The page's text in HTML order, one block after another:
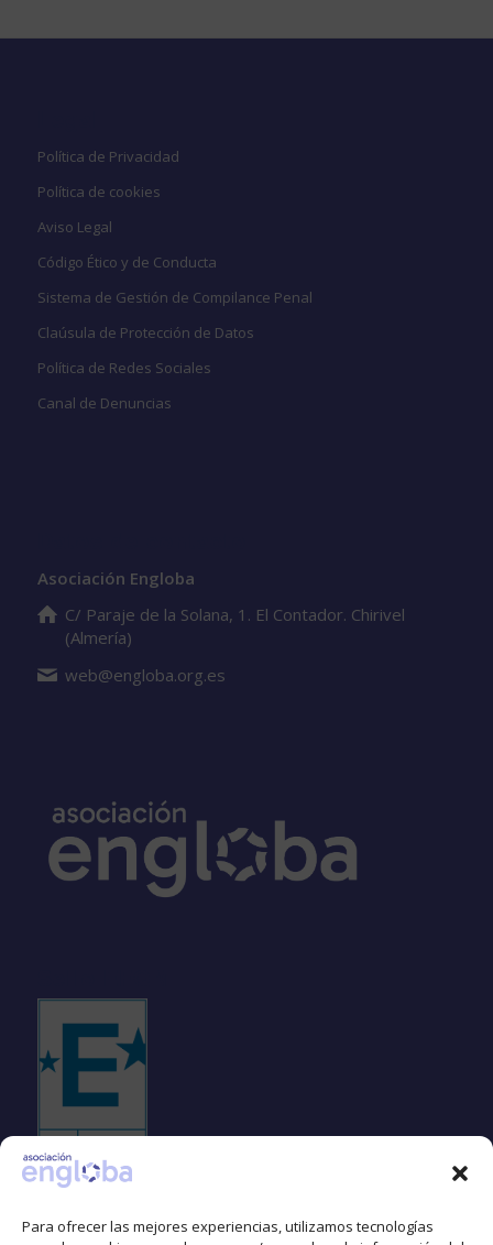
Para ofrecer las mejores experiencias, utilizamos tecnologías
Política de Privacidad
Política de cookies
Aviso Legal
Código Ético y de Conducta
Sistema de Gestión de Compilance Penal
Claúsula de Protección de Datos
Política de Redes Sociales
Canal de Denuncias
Asociación Engloba
C/ Paraje de la Solana, 1. El Contador. Chirivel
(Almería)
web@engloba.org.es